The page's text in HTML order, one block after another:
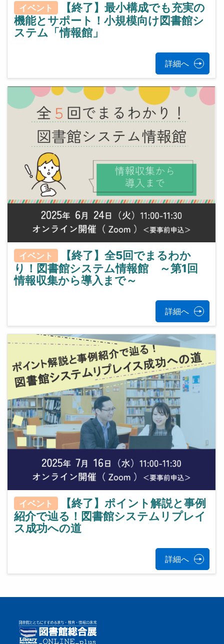
イベント
【終了】最小構成でも充実の
機能とサポート！小規模向け図書館シ
ステム「情報館」
詳細へ
イベント
【終了】全5回でまるわか
り！図書館システム情報館 ～第1回
情報収集から導入まで～
詳細へ
イベント
【終了】ポイント解説と事例
紹介で辿る！図書館システムリプレイ
ス成功への道
詳細へ